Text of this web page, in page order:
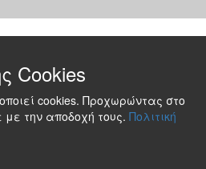
Cookies
cookies. Προχωρώντας στο
με την αποδοχή τους. Πολιτική